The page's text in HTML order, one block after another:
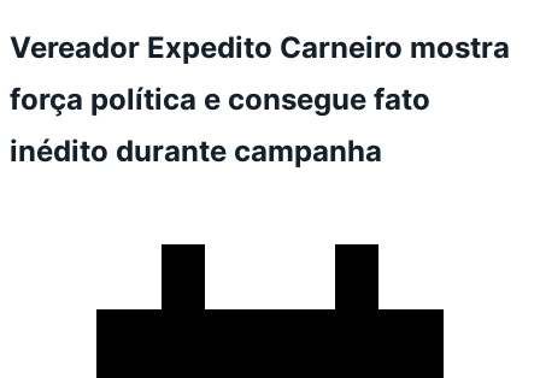
Vereador Expedito Carneiro mostra
força política e consegue fato
inédito durante campanha